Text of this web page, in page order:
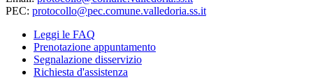
PEC: protocollo@pec.comune.valledoria.ss.it
Leggi le FAQ
Prenotazione appuntamento
Segnalazione disservizio
Richiesta d'assistenza